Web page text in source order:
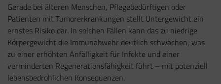
Gerade bei älteren Menschen, Pflegebedürftigen oder
Patienten mit Tumorerkrankungen stellt Untergewicht ein
ernstes Risiko dar. In solchen Fällen kann das zu niedrige
Körpergewicht die Immunabwehr deutlich schwächen, was
zu einer erhöhten Anfälligkeit für Infekte und einer
verminderten Regenerationsfähigkeit führt – mit potenziell
lebensbedrohlichen Konsequenzen.